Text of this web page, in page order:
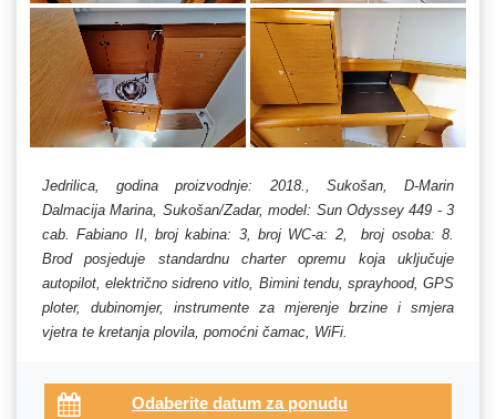
Jedrilica, godina proizvodnje: 2018., Sukošan, D-Marin
Dalmacija Marina, Sukošan/Zadar, model: Sun Odyssey 449 - 3
cab. Fabiano II, broj kabina: 3, broj WC-a: 2, broj osoba: 8.
Brod posjeduje standardnu charter opremu koja uključuje
autopilot, električno sidreno vitlo, Bimini tendu, sprayhood, GPS
ploter, dubinomjer, instrumente za mjerenje brzine i smjera
vjetra te kretanja plovila, pomoćni čamac, WiFi.